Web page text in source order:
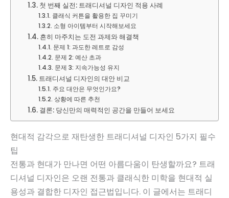
첫 번째 실전: 트래디셔널 디자인 적용 사례
클래식 커튼을 활용한 집 꾸미기
소형 아이템부터 시작해보세요
흔히 마주치는 도전 과제와 해결책
문제 1: 과도한 레트로 감성
문제 2: 예산 초과
문제 3: 지속가능성 유지
트래디셔널 디자인의 대안 비교
주요 대안은 무엇인가요?
상황에 따른 추천
결론: 당신만의 매력적인 공간을 만들어 보세요
현대적 감각으로 재탄생한 트래디셔널 디자인 5가지 필수
팁
전통과 현대가 만나면 어떤 아름다움이 탄생할까요? 트래
디셔널 디자인은 오랜 전통과 클래식한 미학을 현대적 실
용성과 결합한 디자인 접근법입니다. 이 글에서는 트래디